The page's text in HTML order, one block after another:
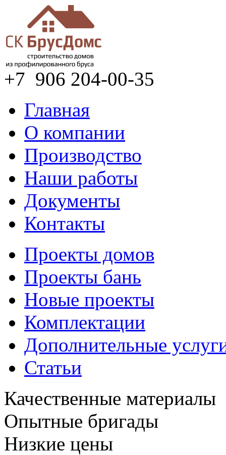
+7 906 204-00-35
Главная
О компании
Производство
Наши работы
Документы
Контакты
Проекты домов
Проекты бань
Новые проекты
Комплектации
Дополнительные
Статьи
Качественные материалы
Опытные бригады
Низкие цены